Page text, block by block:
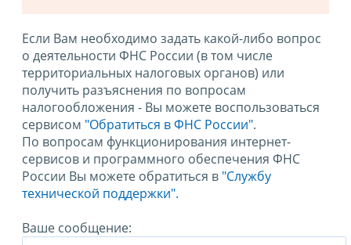
Если Вам необходимо задать какой-либо вопрос
о деятельности ФНС России (в том числе
территориальных налоговых органов) или
получить разъяснения по вопросам
налогообложения - Вы можете воспользоваться
сервисом "Обратиться в ФНС России".
По вопросам функционирования интернет-
сервисов и программного обеспечения ФНС
России Вы можете обратиться в "Службу
технической поддержки".
Ваше сообщение: